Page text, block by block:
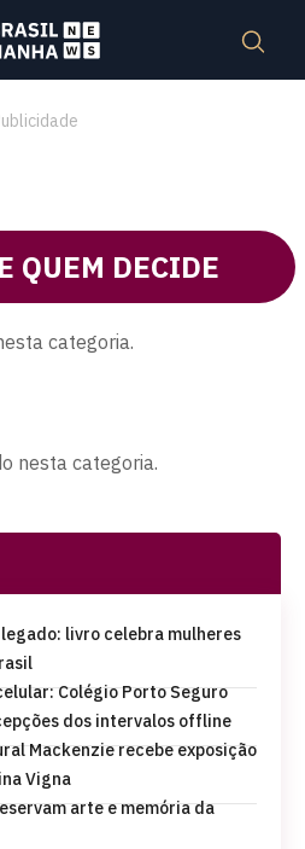
QUEM DECIDE
categoria.
nesta categoria.
livro celebra mulheres
Colégio Porto Seguro
dos intervalos offline
Mackenzie recebe exposição
Vigna
arte e memória da